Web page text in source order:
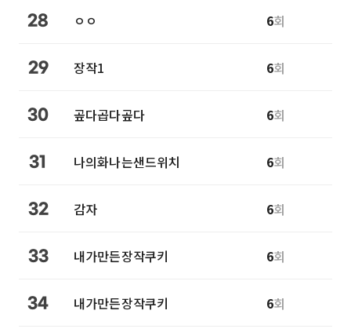
28 ㅇㅇ 6회
29 장작1 6회
30 곺다곱다곺다 6회
31 나의화나는샌드위치 6회
32 감자 6회
33 내가만든장작쿠키 6회
34 내가만든장작쿠키 6회